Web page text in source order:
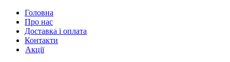
Головна
Про нас
Доставка і оплата
Контакти
Акції